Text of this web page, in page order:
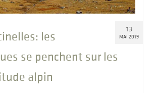
13
MAI 2019
les
se penchent sur les
alpin